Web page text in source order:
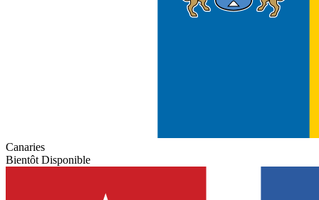
Canaries
Bientôt Disponible